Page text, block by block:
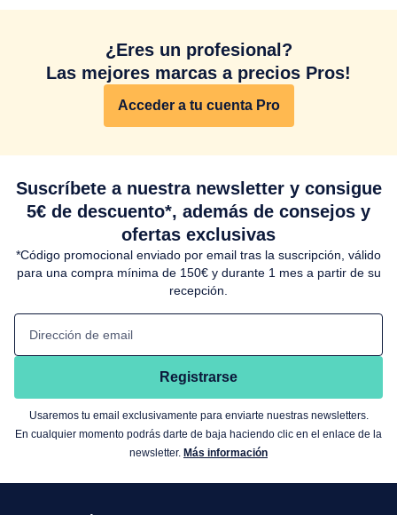
¿Eres un profesional?
Las mejores marcas a precios Pros!
Acceder a tu cuenta Pro
Suscríbete a nuestra newsletter y consigue
5€ de descuento*, además de consejos y
ofertas exclusivas
*Código promocional enviado por email tras la suscripción, válido
para una compra mínima de 150€ y durante 1 mes a partir de su
recepción.
Dirección de email
Registrarse
Usaremos tu email exclusivamente para enviarte nuestras newsletters.
En cualquier momento podrás darte de baja haciendo clic en el enlace de la
newsletter. Más información